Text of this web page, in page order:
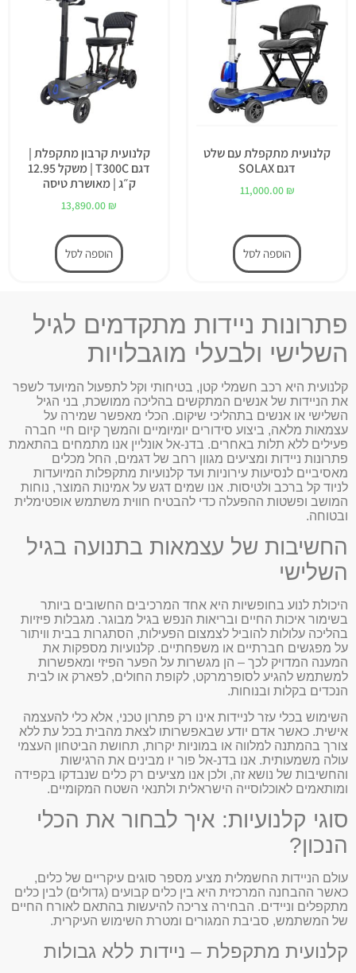
קלנועית מתקפלת עם שלט
דגם SOLAX
11,000.00 ₪
הוספה לסל
קלנועית קרבון מתקפלת |
דגם T300C | משקל 12.95
ק״ג | מאושרת טיסה
13,890.00 ₪
הוספה לסל
פתרונות ניידות מתקדמים לגיל
השלישי ולבעלי מוגבלויות
קלנועית היא רכב חשמלי קטן, בטיחותי וקל לתפעול המיועד לשפר
את הניידות של אנשים המתקשים בהליכה ממושכת, בני הגיל
השלישי או אנשים בתהליכי שיקום. הכלי מאפשר שמירה על
עצמאות מלאה, ביצוע סידורים יומיומיים והמשך קיום חיי חברה
פעילים ללא תלות באחרים. בדנ-אל אונליין אנו מתמחים בהתאמת
פתרונות ניידות ומציעים מגוון רחב של דגמים, החל מכלים
מאסיביים לנסיעות עירוניות ועד קלנועיות מתקפלות המיועדות
לניוד קל ברכב ולטיסות. אנו שמים דגש על אמינות המוצר, נוחות
המושב ופשטות ההפעלה כדי להבטיח חווית משתמש אופטימלית
ובטוחה.
החשיבות של עצמאות בתנועה בגיל
השלישי
היכולת לנוע בחופשיות היא אחד המרכיבים החשובים ביותר
בשימור איכות החיים ובריאות הנפש בגיל מבוגר. מגבלות פיזיות
בהליכה עלולות להוביל לצמצום הפעילות, הסתגרות בבית וויתור
על מפגשים חברתיים או משפחתיים. קלנועיות מספקות את
המענה המדויק לכך – הן מגשרות על הפער הפיזי ומאפשרות
למשתמש להגיע לסופרמרקט, לקופת החולים, לפארק או לבית
הנכדים בקלות ובנוחות.
השימוש בכלי עזר לניידות אינו רק פתרון טכני, אלא כלי להעצמה
אישית. כאשר אדם יודע שבאפשרותו לצאת מהבית בכל עת ללא
צורך בהמתנה למלווה או במוניות יקרות, תחושת הביטחון העצמי
עולה משמעותית. אנו בדנ-אל פור יו מבינים את הרגישות
והחשיבות של נושא זה, ולכן אנו מציעים רק כלים שנבדקו בקפידה
ומותאמים לאוכלוסייה הישראלית ולתנאי השטח המקומיים.
סוגי קלנועיות: איך לבחור את הכלי
הנכון?
עולם הניידות החשמלית מציע מספר סוגים עיקריים של כלים,
כאשר ההבחנה המרכזית היא בין כלים קבועים (גדולים) לבין כלים
מתקפלים וניידים. הבחירה צריכה להיעשות בהתאם לאורח החיים
של המשתמש, סביבת המגורים ומטרת השימוש העיקרית.
קלנועית מתקפלת – ניידות ללא גבולות